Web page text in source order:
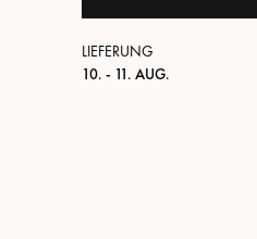
LIEFERUNG
10. - 11. AUG.